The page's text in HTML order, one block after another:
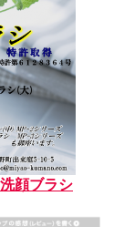
顔ブラシ